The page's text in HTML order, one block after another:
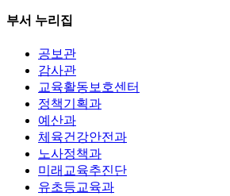
부서 누리집
공보관
감사관
교육활동보호센터
정책기획과
예산과
체육건강안전과
노사정책과
미래교육추진단
유초등교육과